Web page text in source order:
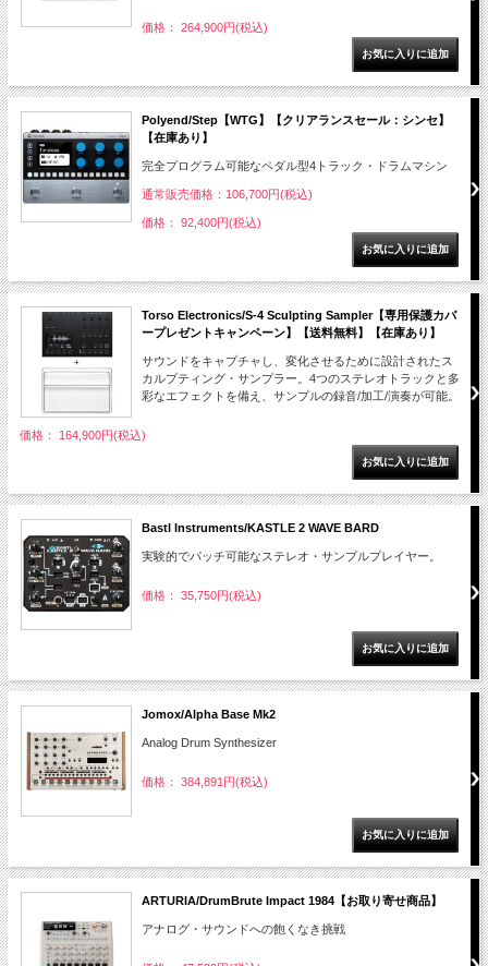
価格： 264,900円(税込)
Polyend/Step【WTG】【クリアランスセール：シンセ】
【在庫あり】
完全プログラム可能なペダル型4トラック・ドラムマシン
通常販売価格：106,700円(税込)
価格： 92,400円(税込)
Torso Electronics/S-4 Sculpting Sampler【専用保護カバ
ープレゼントキャンペーン】【送料無料】【在庫あり】
サウンドをキャプチャし、変化させるために設計されたス
カルプティング・サンプラー。4つのステレオトラックと多
彩なエフェクトを備え、サンプルの録音/加工/演奏が可能。
価格： 164,900円(税込)
Bastl Instruments/KASTLE 2 WAVE BARD
実験的でパッチ可能なステレオ・サンプルプレイヤー。
価格： 35,750円(税込)
Jomox/Alpha Base Mk2
Analog Drum Synthesizer
価格： 384,891円(税込)
ARTURIA/DrumBrute Impact 1984【お取り寄せ商品】
アナログ・サウンドへの飽くなき挑戦